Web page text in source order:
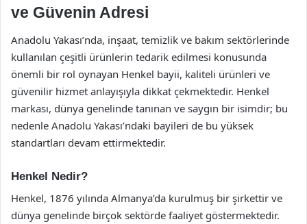
ve Güvenin Adresi
Anadolu Yakası’nda, inşaat, temizlik ve bakım sektörlerinde
kullanılan çeşitli ürünlerin tedarik edilmesi konusunda
önemli bir rol oynayan Henkel bayii, kaliteli ürünleri ve
güvenilir hizmet anlayışıyla dikkat çekmektedir. Henkel
markası, dünya genelinde tanınan ve saygın bir isimdir; bu
nedenle Anadolu Yakası’ndaki bayileri de bu yüksek
standartları devam ettirmektedir.
Henkel Nedir?
Henkel, 1876 yılında Almanya’da kurulmuş bir şirkettir ve
dünya genelinde birçok sektörde faaliyet göstermektedir.